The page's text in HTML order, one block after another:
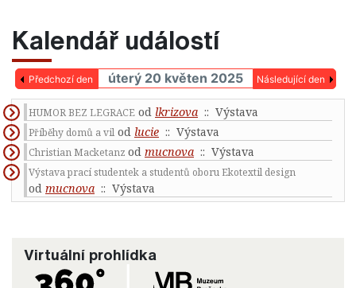
Kalendář událostí
Předchozí den úterý 20 květen 2025 Následující den
HUMOR BEZ LEGRACE od lkrizova :: Výstava
Příběhy domů a vil od lucie :: Výstava
Christian Macketanz od mucnova :: Výstava
Výstava prací studentek a studentů oboru Ekotextil design
od mucnova :: Výstava
Virtuální prohlídka